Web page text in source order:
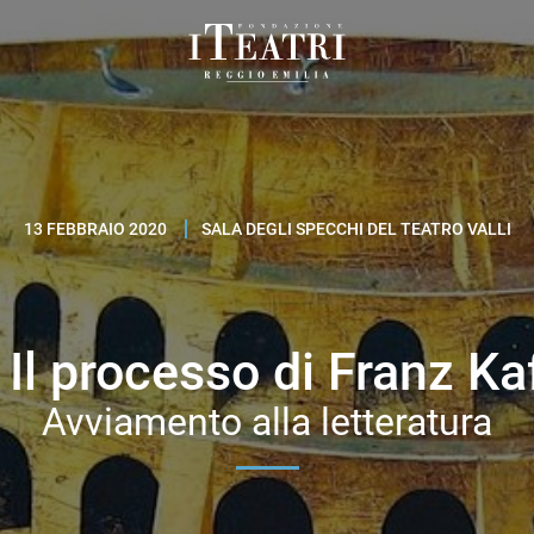
Fondazione
I
Reggio
Emilia
13 FEBBRAIO 2020 SALA DEGLI SPECCHI DEL TEATRO VALLI
Il processo di Franz
Avviamento alla letteratura